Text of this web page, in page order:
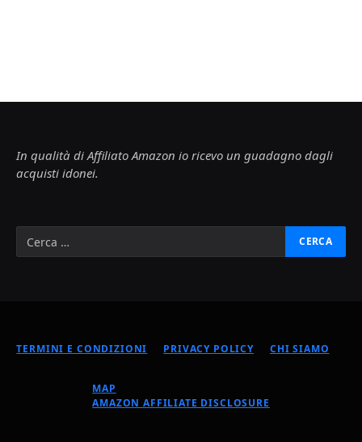
In qualità di Affiliato Amazon io ricevo un guadagno dagli
acquisti idonei.
TERMINI E CONDIZIONI PRIVACY POLICY CHI SIAMO
MAP
AMAZON AFFILIATE DISCLOSURE